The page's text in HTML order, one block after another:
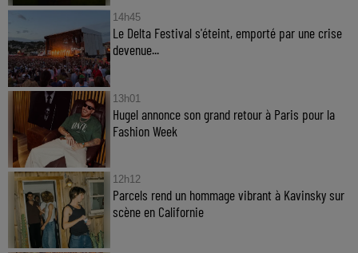
14h45
Le Delta Festival s'éteint, emporté par une crise
devenue...
13h01
Hugel annonce son grand retour à Paris pour la
Fashion Week
12h12
Parcels rend un hommage vibrant à Kavinsky sur
scène en Californie